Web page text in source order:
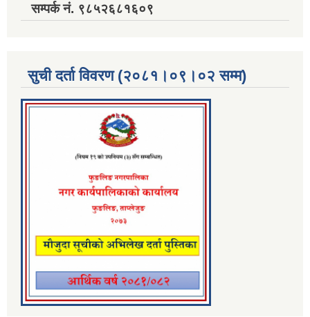
सम्पर्क नं. ९८५२६८१६०९
सुची दर्ता विवरण (२०८१।०९।०२ सम्म)